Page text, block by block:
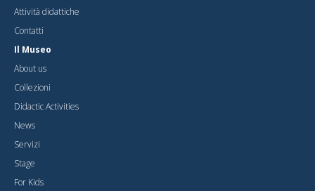
Attività didattiche
Contatti
Il Museo
About us
Collezioni
Didactic Activities
News
Servizi
Stage
For Kids